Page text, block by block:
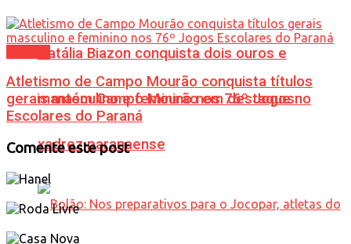
Natália Biazon conquista dois ouros e
mantém Campo Mourão em destaque no
xadrez paranaense
Atletismo de Campo Mourão conquista títulos
gerais masculino e feminino nos 76º Jogos
Escolares do Paraná
Comente este post